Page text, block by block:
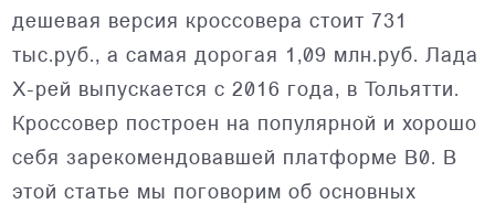
дешевая версия кроссовера стоит 731
тыс.руб., а самая дорогая 1,09 млн.руб. Лада
Х-рей выпускается с 2016 года, в Тольятти.
Кроссовер построен на популярной и хорошо
себя зарекомендовавшей платформе B0. В
этой статье мы поговорим об основных